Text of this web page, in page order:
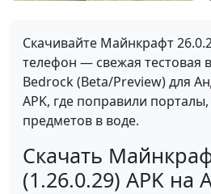
Скачивайте Майнкрафт
телефон — свежая тестовая
Bedrock (Beta/Preview) для
APK, где поправили
предметов в воде.
Скачать
(1.26.0.29) APK на